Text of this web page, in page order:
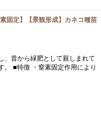
固定】【景観形成】カネコ種苗
、昔から緑肥として親しまれて
。 ■特徴 ・窒素固定作用により